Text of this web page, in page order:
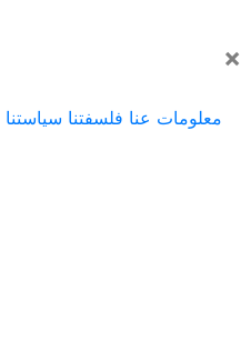
×
معلومات عنا فلسفتنا سياستنا